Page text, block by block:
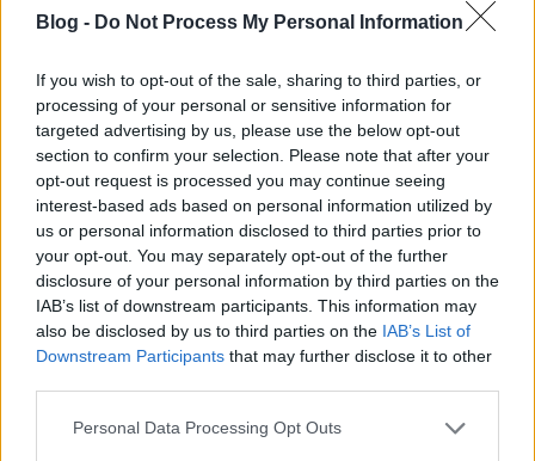
Blog - Do Not Process My Personal Information
If you wish to opt-out of the sale, sharing to third parties, or
processing of your personal or sensitive information for
targeted advertising by us, please use the below opt-out
section to confirm your selection. Please note that after your
opt-out request is processed you may continue seeing
interest-based ads based on personal information utilized by
us or personal information disclosed to third parties prior to
your opt-out. You may separately opt-out of the further
disclosure of your personal information by third parties on the
IAB’s list of downstream participants. This information may
also be disclosed by us to third parties on the IAB’s List of
Downstream Participants that may further disclose it to other
Please note that this website/app uses one or more Google
Personal Data Processing Opt Outs
Kálmánozás nettó bunkóság volt de hát nem lehet
mindenki tökéletes (elég ha én az vagyok...)A riporter
csajt most láttam először (nem nagyon nézek
Televíziót) nem igazán tudta eldönteni szerintem
hogy most mi a franc van... Szerintem a csajnak nincs
humorérzéke...
naccsaládos
15 éve
Mi?a Mogácsi Úr nem mondta komolyan, a mi
elhangzott?Én elhittem!, most csalódott vagyok.
reccs